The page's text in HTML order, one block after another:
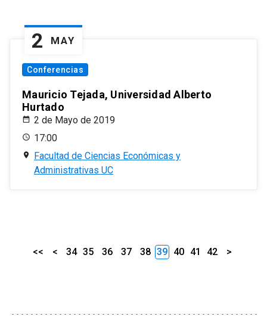
2 MAY
Conferencias
Mauricio Tejada, Universidad Alberto
Hurtado
2 de Mayo de 2019
17:00
Facultad de Ciencias Económicas y
Administrativas UC
<< < 34 35 36 37 38 39 40 41 42 >